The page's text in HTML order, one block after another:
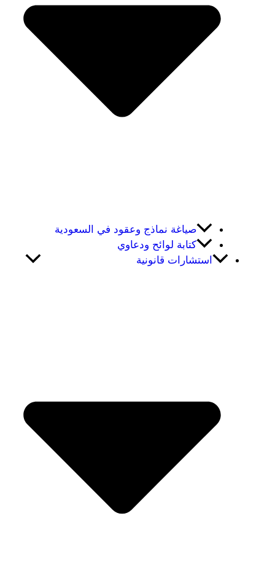
صياغة نماذج وعقود في السعودية
كتابة لوائح ودعاوي
استشارات قانونية